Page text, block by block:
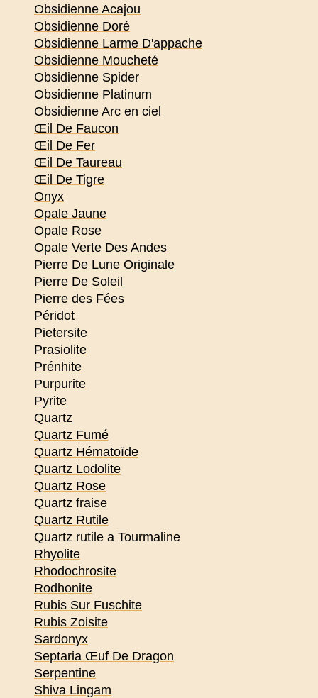
Obsidienne Acajou
Obsidienne Doré
Obsidienne Larme D'appache
Obsidienne Moucheté
Obsidienne Spider
Obsidienne Platinum
Obsidienne Arc en ciel
Œil De Faucon
Œil De Fer
Œil De Taureau
Œil De Tigre
Onyx
Opale Jaune
Opale Rose
Opale Verte Des Andes
Pierre De Lune Originale
Pierre De Soleil
Pierre des Fées
Péridot
Pietersite
Prasiolite
Prénhite
Purpurite
Pyrite
Quartz
Quartz Fumé
Quartz Hématoïde
Quartz Lodolite
Quartz Rose
Quartz fraise
Quartz Rutile
Quartz rutile a Tourmaline
Rhyolite
Rhodochrosite
Rodhonite
Rubis Sur Fuschite
Rubis Zoisite
Sardonyx
Septaria Œuf De Dragon
Serpentine
Shiva Lingam